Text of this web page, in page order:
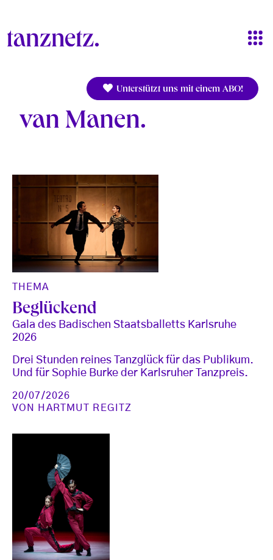
Unterstützt uns mit einem ABO!
van Manen
THEMA
Beglückend
Gala des Badischen Staatsballetts Karlsruhe
2026
Drei Stunden reines Tanzglück für das Publikum.
Und für Sophie Burke der Karlsruher Tanzpreis.
20/07/2026
VON
HARTMUT REGITZ